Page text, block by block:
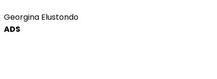
Georgina Elustondo
ADS